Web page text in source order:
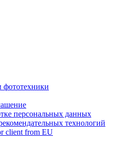
персональных данных
технологий
client from EU